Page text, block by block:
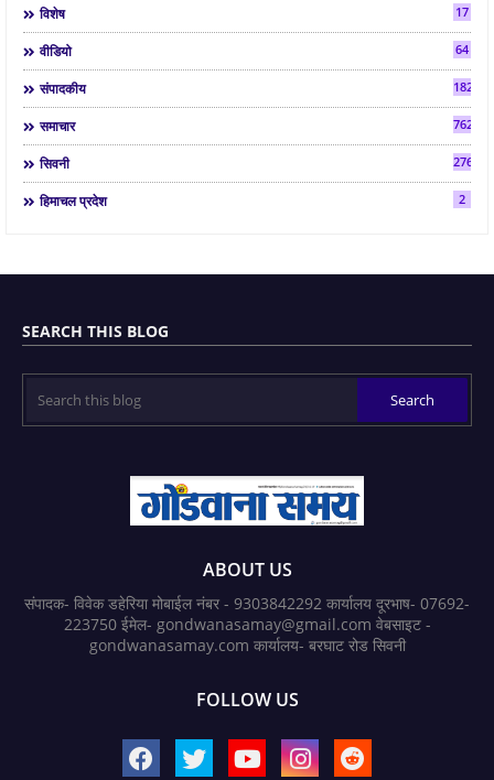
विशेष 17
वीडियो 64
संपादकीय 182
समाचार 7624
सिवनी 2763
हिमाचल प्रदेश 2
SEARCH THIS BLOG
ABOUT US
संपादक- विवेक डहेरिया मोबाईल नंबर - 9303842292 कार्यालय दूरभाष- 07692-
223750 ईमेल- gondwanasamay@gmail.com वेबसाइट -
gondwanasamay.com कार्यालय- बरघाट रोड सिवनी
FOLLOW US